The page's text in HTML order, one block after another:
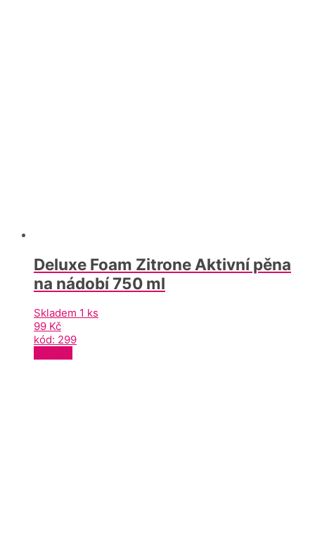
Deluxe Foam Zitrone Aktivní pěna
na nádobí 750 ml
Skladem 1 ks
99 Kč
kód: 299